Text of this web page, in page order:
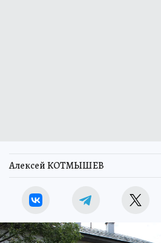
Алексей КОТМЫШЕВ